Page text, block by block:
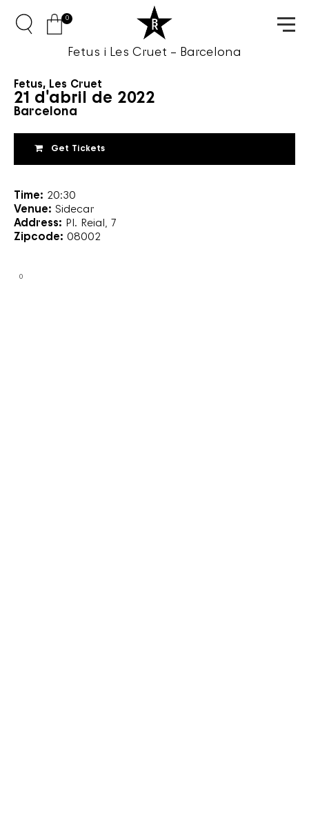
Fetus i Les Cruet – Barcelona
0
Fetus, Les Cruet
21 d'abril de 2022
Barcelona
Get Tickets
Time: 20:30
Venue: Sidecar
Address: Pl. Reial, 7
Zipcode: 08002
0